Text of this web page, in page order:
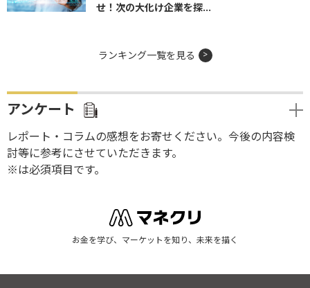
せ！次の大化け企業を探...
ランキング一覧を見る
アンケート
レポート・コラムの感想をお寄せください。今後の内容検
討等に参考にさせていただきます。
※は必須項目です。
お金を学び、マーケットを知り、未来を描く